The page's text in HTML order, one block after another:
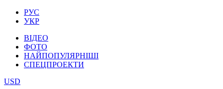
РУС
УКР
ВІДЕО
ФОТО
НАЙПОПУЛЯРНІШІ
СПЕЦПРОЕКТИ
USD